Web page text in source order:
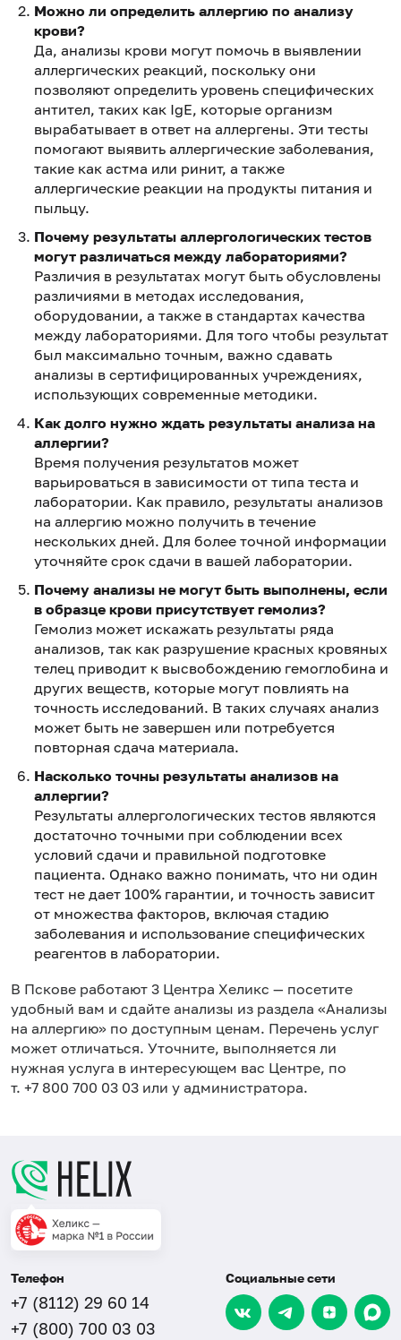
Можно ли определить аллергию по анализу
крови?
Да, анализы крови могут помочь в выявлении
аллергических реакций, поскольку они
позволяют определить уровень специфических
антител, таких как IgE, которые организм
вырабатывает в ответ на аллергены. Эти тесты
помогают выявить аллергические заболевания,
такие как астма или ринит, а также
аллергические реакции на продукты питания и
пыльцу.
Почему результаты аллергологических тестов
могут различаться между лабораториями?
Различия в результатах могут быть обусловлены
различиями в методах исследования,
оборудовании, а также в стандартах качества
между лабораториями. Для того чтобы результат
был максимально точным, важно сдавать
анализы в сертифицированных учреждениях,
использующих современные методики.
Как долго нужно ждать результаты анализа на
аллергии?
Время получения результатов может
варьироваться в зависимости от типа теста и
лаборатории. Как правило, результаты анализов
на аллергию можно получить в течение
нескольких дней. Для более точной информации
уточняйте срок сдачи в вашей лаборатории.
Почему анализы не могут быть выполнены, если
в образце крови присутствует гемолиз?
Гемолиз может искажать результаты ряда
анализов, так как разрушение красных кровяных
телец приводит к высвобождению гемоглобина и
других веществ, которые могут повлиять на
точность исследований. В таких случаях анализ
может быть не завершен или потребуется
повторная сдача материала.
Насколько точны результаты анализов на
аллергии?
Результаты аллергологических тестов являются
достаточно точными при соблюдении всех
условий сдачи и правильной подготовке
пациента. Однако важно понимать, что ни один
тест не дает 100% гарантии, и точность зависит
от множества факторов, включая стадию
заболевания и использование специфических
реагентов в лаборатории.
в Пскове работают 3 Центра Хеликс — посетите
удобный вам и сдайте анализы из раздела «Анализы
на аллергию» по доступным ценам. Перечень услуг
может отличаться. Уточните, выполняется ли
нужная услуга в интересующем вас Центре, по
т. +7 800 700 03 03 или у администратора.
Телефон
+7 (8112) 29 60 14
+7 (800) 700 03 03
Социальные сети